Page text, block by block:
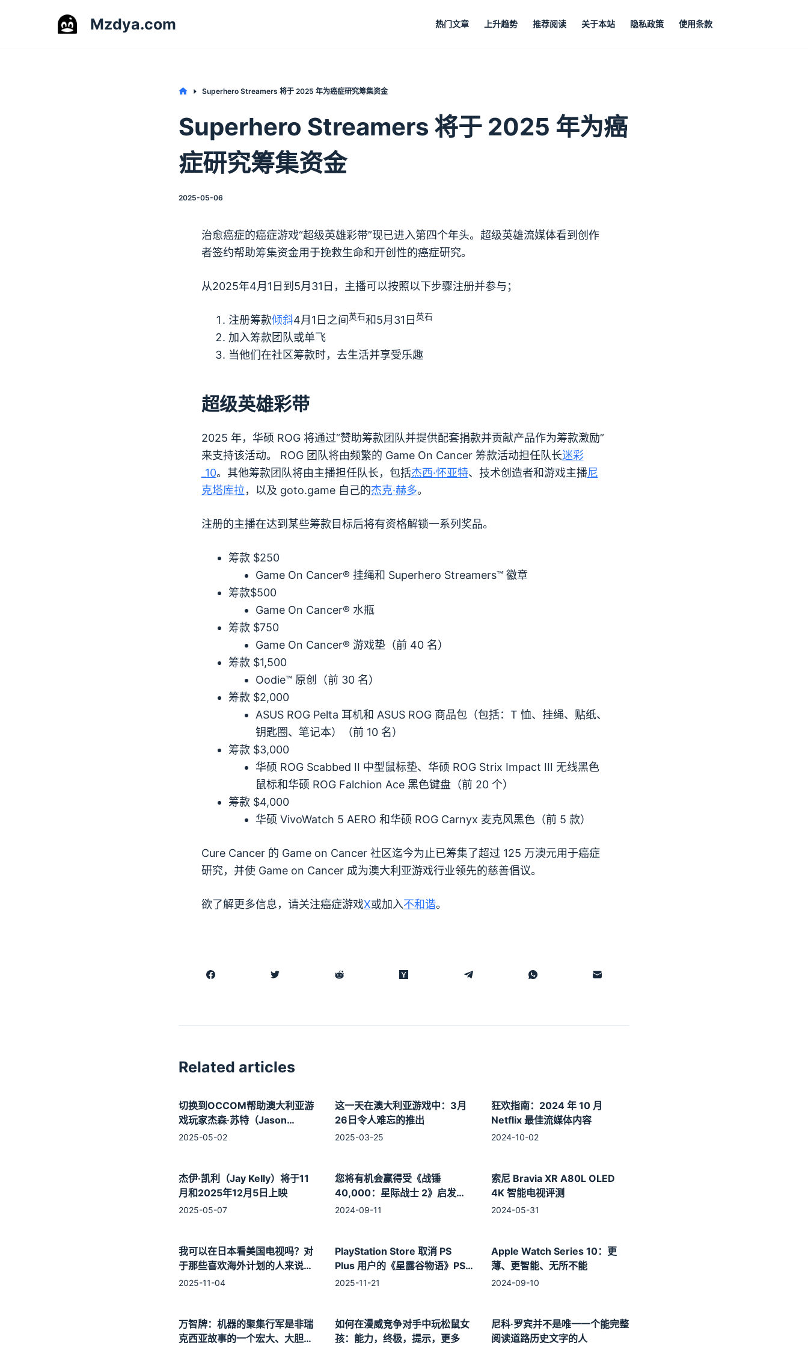
Mzdya.com 热门文章 上升趋势 推荐阅读 关于本站 隐私政策 使用条款
HomeSuperhero Streamers 将于 2025 年为癌症研究筹集资金
Superhero Streamers 将于 2025 年为癌
症研究筹集资金
2025-05-06
治愈癌症的癌症游戏“超级英雄彩带”现已进入第四个年头。超级英雄流媒体看到创作
者签约帮助筹集资金用于挽救生命和开创性的癌症研究。
从2025年4月1日到5月31日，主播可以按照以下步骤注册并参与；
注册筹款倾斜4月1日之间英石和5月31日 英石
加入筹款团队或单飞
当他们在社区筹款时，去生活并享受乐趣
超级英雄彩带
2025 年，华硕 ROG 将通过“赞助筹款团队并提供配套捐款并贡献产品作为筹款激励”
来支持该活动。 ROG 团队将由频繁的 Game On Cancer 筹款活动担任队长迷彩
_10。其他筹款团队将由主播担任队长，包括杰西·怀亚特、技术创造者和游戏主播尼
克塔库拉，以及 goto.game 自己的杰克·赫多。
注册的主播在达到某些筹款目标后将有资格解锁一系列奖品。
筹款 $250
Game On Cancer® 挂绳和 Superhero Streamers™ 徽章
筹款$500
Game On Cancer® 水瓶
筹款 $750
Game On Cancer® 游戏垫（前 40 名）
筹款 $1,500
Oodie™ 原创（前 30 名）
筹款 $2,000
ASUS ROG Pelta 耳机和 ASUS ROG 商品包（包括：T 恤、挂绳、贴纸、
钥匙圈、笔记本）（前 10 名）
筹款 $3,000
华硕 ROG Scabbed II 中型鼠标垫、华硕 ROG Strix Impact III 无线黑色
鼠标和华硕 ROG Falchion Ace 黑色键盘（前 20 个）
筹款 $4,000
华硕 VivoWatch 5 AERO 和华硕 ROG Carnyx 麦克风黑色（前 5 款）
Cure Cancer 的 Game on Cancer 社区迄今为止已筹集了超过 125 万澳元用于癌症
研究，并使 Game on Cancer 成为澳大利亚游戏行业领先的慈善倡议。
欲了解更多信息，请关注癌症游戏X或加入不和谐。
Related articles
切换到OCCOM帮助澳大利亚游
戏玩家杰森·苏特（Jason
Souter）说再见滞后
2025-05-02
这一天在澳大利亚游戏中：3月
26日令人难忘的推出
2025-03-25
狂欢指南：2024 年 10 月
Netflix 最佳流媒体内容
2024-10-02
杰伊·凯利（Jay Kelly）将于11
月和2025年12月5日上映
2025-05-07
您将有机会赢得受《战锤
40,000：星际战士 2》启发的
Xbox Series X 游戏机
2024-09-11
索尼 Bravia XR A80L OLED
4K 智能电视评测
2024-05-31
我可以在日本看美国电视吗？对
于那些喜欢海外计划的人来说，
必看！呢
2025-11-04
PlayStation Store 取消 PS
Plus 用户的《星露谷物语》PS
Vita 交叉购买所有权，并发送退
2025-11-21
Apple Watch Series 10：更
薄、更智能、无所不能
2024-09-10
万智牌：机器的聚集行军是非瑞
克西亚故事的一个宏大、大胆、
如何在漫威竞争对手中玩松鼠女
孩：能力，终极，提示，更多
尼科·罗宾并不是唯一一个能完整
阅读道路历史文字的人